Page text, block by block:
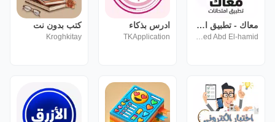
معاك - تطبيق امتحانات
Ahmed Abd El-hamid
ادرس بذكاء
TKApplication
كتب بدون نت
Kroghkitay